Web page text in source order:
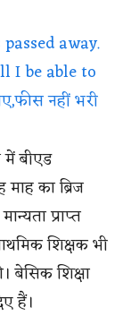
away.
I be able to
नहीं भरी
में बीएड
का ब्रिज
प्राप्त
शिक्षक भी
बेसिक शिक्षा
हैं।